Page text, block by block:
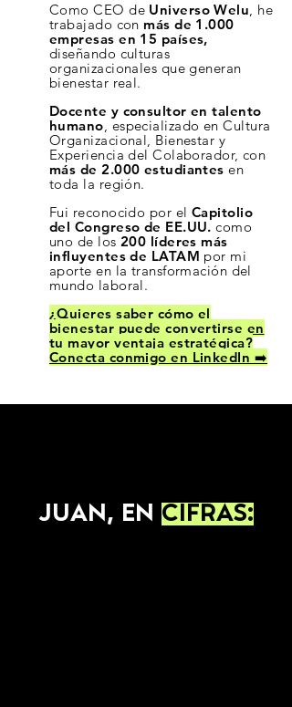
Como CEO de Universo Welu, he
trabajado con más de 1.000
empresas en 15 países,
diseñando culturas
organizacionales que generan
bienestar real.
Docente y consultor en talento
humano, especializado en Cultura
Organizacional, Bienestar y
Experiencia del Colaborador, con
más de 2.000 estudiantes en
toda la región.
Fui reconocido por el Capitolio
del Congreso de EE.UU. como
uno de los 200 líderes más
influyentes de LATAM por mi
aporte en la transformación del
mundo laboral.
¿Quieres saber cómo el
bienestar puede convertirse en
tu mayor ventaja estratégica?
Conecta conmigo en LinkedIn ➡️
JUAN, EN CIFRAS: